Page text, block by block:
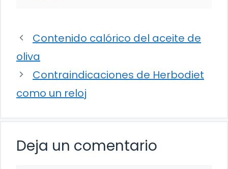
Contenido calórico del aceite de
oliva
Contraindicaciones de Herbodiet
como un reloj
Deja un comentario